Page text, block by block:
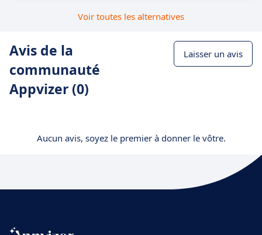
Voir toutes les alternatives
Avis de la
communauté
Appvizer (0)
Laisser un avis
Aucun avis, soyez le premier à donner le vôtre.